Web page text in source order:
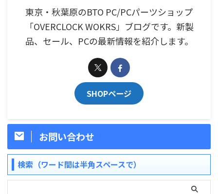
東京・秋葉原のBTO PC/PCパーツショップ
「OVERCLOCK WOKRS」ブログです。新製
品、セール、PCの最新情報を紹介します。
SHOPページ
お問い合わせ
検索（ワード間は半角スペースで）